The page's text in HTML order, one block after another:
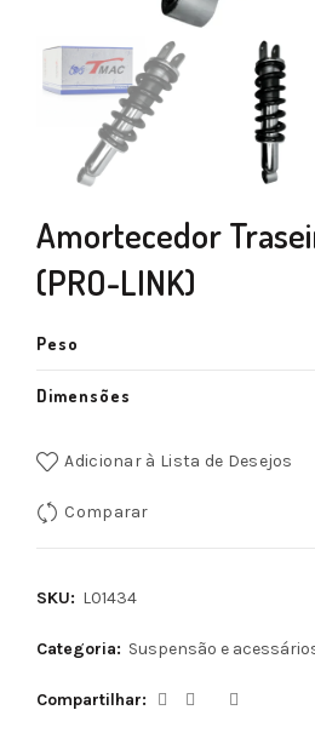
Amortecedor
(PRO-LINK)
Peso
Dimensões
Adicionar à Lista de Desejos
Comparar
SKU: L01434
Categoria: Suspensão e
Compartilhar